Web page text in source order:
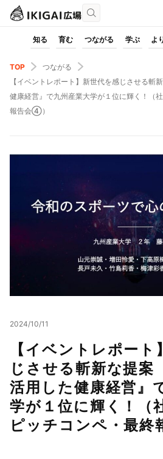
知る 育む つながる 学ぶ よ
TOP
つながる
【イベントレポート】新世代を感じさせる斬
健康経営』で九州産業大学が１位に輝く！（
報告会④）
2024/10/11
【イベントレポー
じさせる斬新な提案
活用した健康経営』
学が１位に輝く！（
ピッチコンペ・最終